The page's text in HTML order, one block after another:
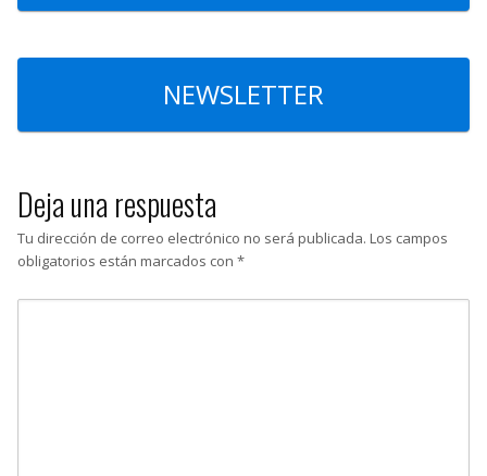
NEWSLETTER
Deja una respuesta
Tu dirección de correo electrónico no será publicada. Los campos
obligatorios están marcados con *